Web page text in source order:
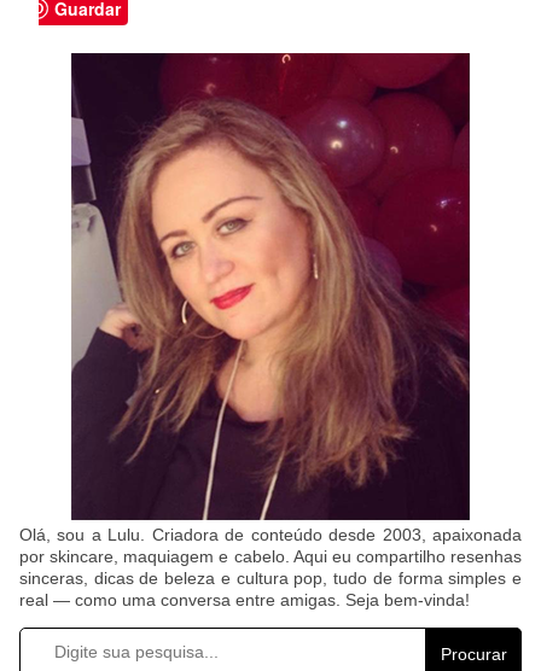
Guardar
Olá, sou a Lulu. Criadora de conteúdo desde 2003, apaixonada
por skincare, maquiagem e cabelo. Aqui eu compartilho resenhas
sinceras, dicas de beleza e cultura pop, tudo de forma simples e
real — como uma conversa entre amigas. Seja bem-vinda!
Procurar